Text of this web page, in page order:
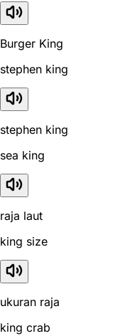
Burger King
stephen king
stephen king
sea king
raja laut
king size
ukuran raja
king crab